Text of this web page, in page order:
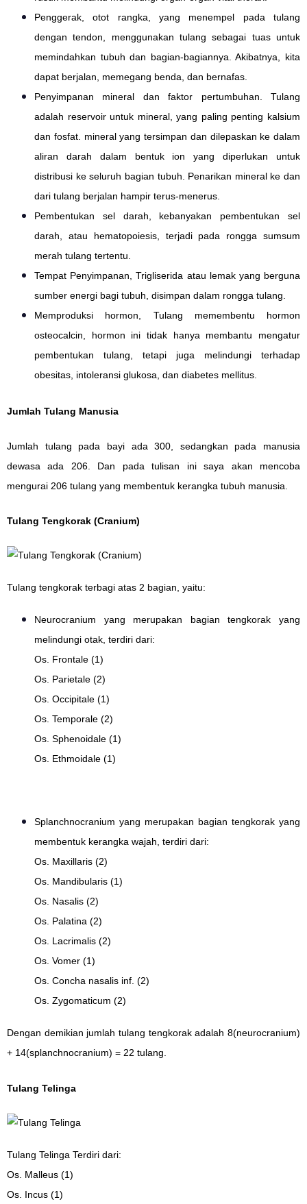
Penggerak, otot rangka, yang menempel pada tulang
dengan tendon, menggunakan tulang sebagai tuas untuk
memindahkan tubuh dan bagian-bagiannya. Akibatnya, kita
dapat berjalan, memegang benda, dan bernafas.
Penyimpanan mineral dan faktor pertumbuhan. Tulang
adalah reservoir untuk mineral, yang paling penting kalsium
dan fosfat. mineral yang tersimpan dan dilepaskan ke dalam
aliran darah dalam bentuk ion yang diperlukan untuk
distribusi ke seluruh bagian tubuh. Penarikan mineral ke dan
dari tulang berjalan hampir terus-menerus.
Pembentukan sel darah, kebanyakan pembentukan sel
darah, atau hematopoiesis, terjadi pada rongga sumsum
merah tulang tertentu.
Tempat Penyimpanan, Trigliserida atau lemak yang berguna
sumber energi bagi tubuh, disimpan dalam rongga tulang.
Memproduksi hormon, Tulang memembentu hormon
osteocalcin, hormon ini tidak hanya membantu mengatur
pembentukan tulang, tetapi juga melindungi terhadap
obesitas, intoleransi glukosa, dan diabetes mellitus.
Jumlah Tulang Manusia
Jumlah tulang pada bayi ada 300, sedangkan pada manusia
dewasa ada 206. Dan pada tulisan ini saya akan mencoba
mengurai 206 tulang yang membentuk kerangka tubuh manusia.
Tulang Tengkorak (Cranium)
Tulang tengkorak terbagi atas 2 bagian, yaitu:
Neurocranium yang merupakan bagian tengkorak yang
melindungi otak, terdiri dari:
Os. Frontale (1)
Os. Parietale (2)
Os. Occipitale (1)
Os. Temporale (2)
Os. Sphenoidale (1)
Os. Ethmoidale (1)
Splanchnocranium yang merupakan bagian tengkorak yang
membentuk kerangka wajah, terdiri dari:
Os. Maxillaris (2)
Os. Mandibularis (1)
Os. Nasalis (2)
Os. Palatina (2)
Os. Lacrimalis (2)
Os. Vomer (1)
Os. Concha nasalis inf. (2)
Os. Zygomaticum (2)
Dengan demikian jumlah tulang tengkorak adalah 8(neurocranium)
+ 14(splanchnocranium) = 22 tulang.
Tulang Telinga
Tulang Telinga Terdiri dari:
Os. Malleus (1)
Os. Incus (1)